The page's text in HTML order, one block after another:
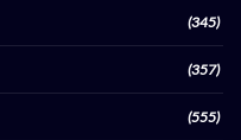
(345)
(357)
(555)